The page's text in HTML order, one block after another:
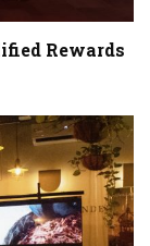
Rewards